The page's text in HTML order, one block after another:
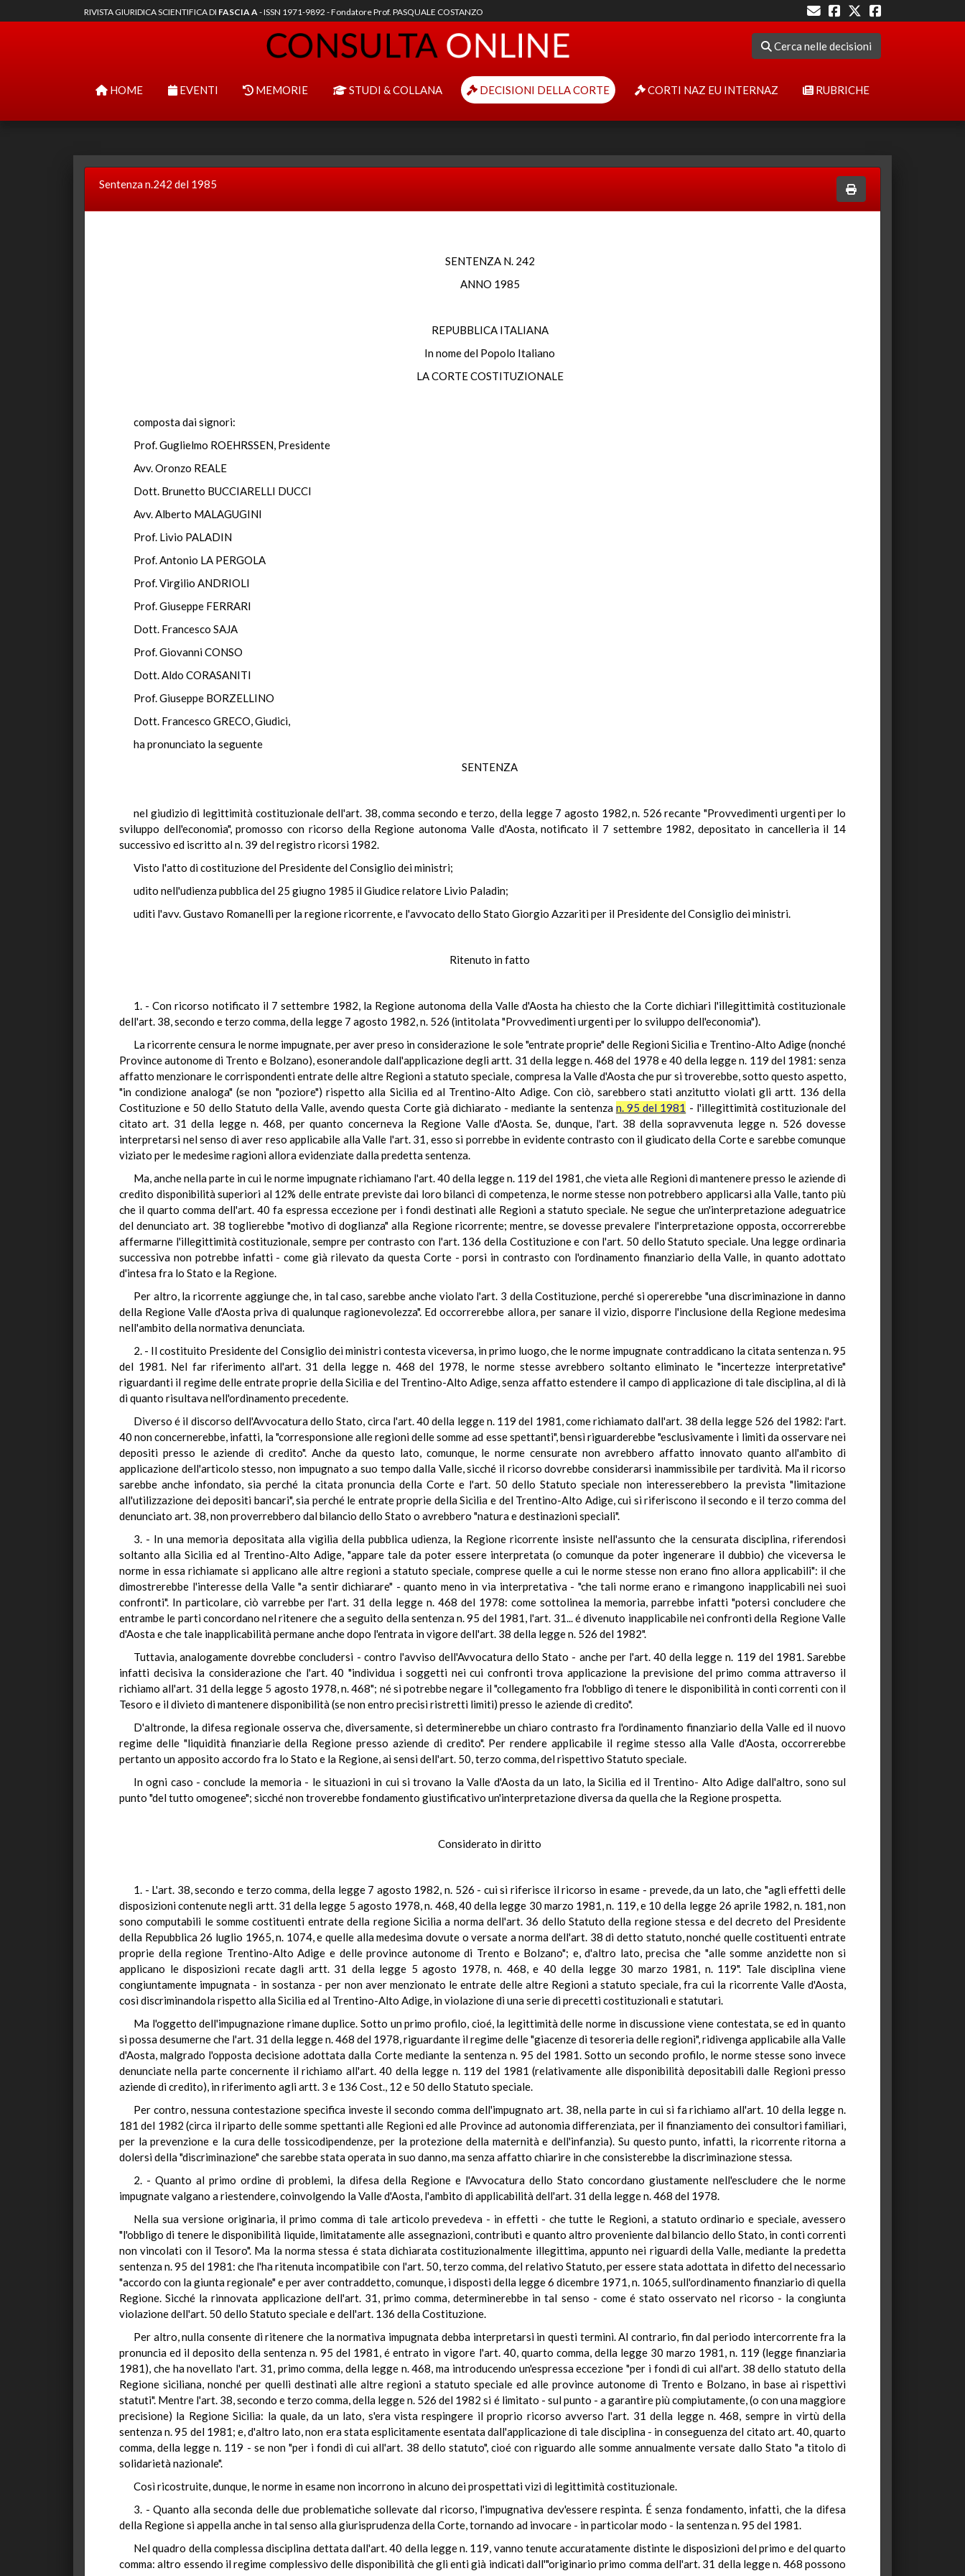
RIVISTA GIURIDICA SCIENTIFICA DI FASCIA A- ISSN 1971-9892 - Fondatore Prof. PASQUALE COSTANZO
Cerca nelle decisioni
HOME EVENTI MEMORIE STUDI & COLLANA DECISIONI DELLA CORTE CORTI NAZ EU INTERNAZ RUBRICHE
Sentenza n.242 del 1985
SENTENZA N. 242
ANNO 1985
REPUBBLICA ITALIANA
In nome del Popolo Italiano
LA CORTE COSTITUZIONALE
composta dai signori:
Prof. Guglielmo ROEHRSSEN, Presidente
Avv. Oronzo REALE
Dott. Brunetto BUCCIARELLI DUCCI
Avv. Alberto MALAGUGINI
Prof. Livio PALADIN
Prof. Antonio LA PERGOLA
Prof. Virgilio ANDRIOLI
Prof. Giuseppe FERRARI
Dott. Francesco SAJA
Prof. Giovanni CONSO
Dott. Aldo CORASANITI
Prof. Giuseppe BORZELLINO
Dott. Francesco GRECO, Giudici,
ha pronunciato la seguente
SENTENZA
nel giudizio di legittimità costituzionale dell'art. 38, comma secondo e terzo, della legge 7 agosto 1982, n. 526 recante "Provvedimenti urgenti per lo
sviluppo dell'economia", promosso con ricorso della Regione autonoma Valle d'Aosta, notificato il 7 settembre 1982, depositato in cancelleria il 14
successivo ed iscritto al n. 39 del registro ricorsi 1982.
Visto l'atto di costituzione del Presidente del Consiglio dei ministri;
udito nell'udienza pubblica del 25 giugno 1985 il Giudice relatore Livio Paladin;
uditi l'avv. Gustavo Romanelli per la regione ricorrente, e l'avvocato dello Stato Giorgio Azzariti per il Presidente del Consiglio dei ministri.
Ritenuto in fatto
1. - Con ricorso notificato il 7 settembre 1982, la Regione autonoma della Valle d'Aosta ha chiesto che la Corte dichiari l'illegittimità costituzionale
dell'art. 38, secondo e terzo comma, della legge 7 agosto 1982, n. 526 (intitolata "Provvedimenti urgenti per lo sviluppo dell'economia").
La ricorrente censura le norme impugnate, per aver preso in considerazione le sole "entrate proprie" delle Regioni Sicilia e Trentino-Alto Adige (nonché
Province autonome di Trento e Bolzano), esonerandole dall'applicazione degli artt. 31 della legge n. 468 del 1978 e 40 della legge n. 119 del 1981: senza
affatto menzionare le corrispondenti entrate delle altre Regioni a statuto speciale, compresa la Valle d'Aosta che pur si troverebbe, sotto questo aspetto,
"in condizione analoga" (se non "poziore") rispetto alla Sicilia ed al Trentino-Alto Adige. Con ciò, sarebbero stati anzitutto violati gli artt. 136 della
Costituzione e 50 dello Statuto della Valle, avendo questa Corte già dichiarato - mediante la sentenza n. 95 del 1981 - l'illegittimità costituzionale del
citato art. 31 della legge n. 468, per quanto concerneva la Regione Valle d'Aosta. Se, dunque, l'art. 38 della sopravvenuta legge n. 526 dovesse
interpretarsi nel senso di aver reso applicabile alla Valle l'art. 31, esso si porrebbe in evidente contrasto con il giudicato della Corte e sarebbe comunque
viziato per le medesime ragioni allora evidenziate dalla predetta sentenza.
Ma, anche nella parte in cui le norme impugnate richiamano l'art. 40 della legge n. 119 del 1981, che vieta alle Regioni di mantenere presso le aziende di
credito disponibilità superiori al 12% delle entrate previste dai loro bilanci di competenza, le norme stesse non potrebbero applicarsi alla Valle, tanto più
che il quarto comma dell'art. 40 fa espressa eccezione per i fondi destinati alle Regioni a statuto speciale. Ne segue che un'interpretazione adeguatrice
del denunciato art. 38 toglierebbe "motivo di doglianza" alla Regione ricorrente; mentre, se dovesse prevalere l'interpretazione opposta, occorrerebbe
affermarne l'illegittimità costituzionale, sempre per contrasto con l'art. 136 della Costituzione e con l'art. 50 dello Statuto speciale. Una legge ordinaria
successiva non potrebbe infatti - come già rilevato da questa Corte - porsi in contrasto con l'ordinamento finanziario della Valle, in quanto adottato
d'intesa fra lo Stato e la Regione.
Per altro, la ricorrente aggiunge che, in tal caso, sarebbe anche violato l'art. 3 della Costituzione, perché si opererebbe "una discriminazione in danno
della Regione Valle d'Aosta priva di qualunque ragionevolezza". Ed occorrerebbe allora, per sanare il vizio, disporre l'inclusione della Regione medesima
nell'ambito della normativa denunciata.
2. - Il costituito Presidente del Consiglio dei ministri contesta viceversa, in primo luogo, che le norme impugnate contraddicano la citata sentenza n. 95
del 1981. Nel far riferimento all'art. 31 della legge n. 468 del 1978, le norme stesse avrebbero soltanto eliminato le "incertezze interpretative"
riguardanti il regime delle entrate proprie della Sicilia e del Trentino-Alto Adige, senza affatto estendere il campo di applicazione di tale disciplina, al di là
di quanto risultava nell'ordinamento precedente.
Diverso é il discorso dell'Avvocatura dello Stato, circa l'art. 40 della legge n. 119 del 1981, come richiamato dall'art. 38 della legge 526 del 1982: l'art.
40 non concernerebbe, infatti, la "corresponsione alle regioni delle somme ad esse spettanti", bensì riguarderebbe "esclusivamente i limiti da osservare nei
depositi presso le aziende di credito". Anche da questo lato, comunque, le norme censurate non avrebbero affatto innovato quanto all'ambito di
applicazione dell'articolo stesso, non impugnato a suo tempo dalla Valle, sicché il ricorso dovrebbe considerarsi inammissibile per tardività. Ma il ricorso
sarebbe anche infondato, sia perché la citata pronuncia della Corte e l'art. 50 dello Statuto speciale non interesserebbero la prevista "limitazione
all'utilizzazione dei depositi bancari", sia perché le entrate proprie della Sicilia e del Trentino-Alto Adige, cui si riferiscono il secondo e il terzo comma del
denunciato art. 38, non proverrebbero dal bilancio dello Stato o avrebbero "natura e destinazioni speciali".
3. - In una memoria depositata alla vigilia della pubblica udienza, la Regione ricorrente insiste nell'assunto che la censurata disciplina, riferendosi
soltanto alla Sicilia ed al Trentino-Alto Adige, "appare tale da poter essere interpretata (o comunque da poter ingenerare il dubbio) che viceversa le
norme in essa richiamate si applicano alle altre regioni a statuto speciale, comprese quelle a cui le norme stesse non erano fino allora applicabili": il che
dimostrerebbe l'interesse della Valle "a sentir dichiarare" - quanto meno in via interpretativa - "che tali norme erano e rimangono inapplicabili nei suoi
confronti". In particolare, ciò varrebbe per l'art. 31 della legge n. 468 del 1978: come sottolinea la memoria, parrebbe infatti "potersi concludere che
entrambe le parti concordano nel ritenere che a seguito della sentenza n. 95 del 1981, l'art. 31... é divenuto inapplicabile nei confronti della Regione Valle
d'Aosta e che tale inapplicabilità permane anche dopo l'entrata in vigore dell'art. 38 della legge n. 526 del 1982".
Tuttavia, analogamente dovrebbe concludersi - contro l'avviso dell'Avvocatura dello Stato - anche per l'art. 40 della legge n. 119 del 1981. Sarebbe
infatti decisiva la considerazione che l'art. 40 "individua i soggetti nei cui confronti trova applicazione la previsione del primo comma attraverso il
richiamo all'art. 31 della legge 5 agosto 1978, n. 468"; né si potrebbe negare il "collegamento fra l'obbligo di tenere le disponibilità in conti correnti con il
Tesoro e il divieto di mantenere disponibilità (se non entro precisi ristretti limiti) presso le aziende di credito".
D'altronde, la difesa regionale osserva che, diversamente, si determinerebbe un chiaro contrasto fra l'ordinamento finanziario della Valle ed il nuovo
regime delle "liquidità finanziarie della Regione presso aziende di credito". Per rendere applicabile il regime stesso alla Valle d'Aosta, occorrerebbe
pertanto un apposito accordo fra lo Stato e la Regione, ai sensi dell'art. 50, terzo comma, del rispettivo Statuto speciale.
In ogni caso - conclude la memoria - le situazioni in cui si trovano la Valle d'Aosta da un lato, la Sicilia ed il Trentino- Alto Adige dall'altro, sono sul
punto "del tutto omogenee"; sicché non troverebbe fondamento giustificativo un'interpretazione diversa da quella che la Regione prospetta.
Considerato in diritto
1. - L'art. 38, secondo e terzo comma, della legge 7 agosto 1982, n. 526 - cui si riferisce il ricorso in esame - prevede, da un lato, che "agli effetti delle
disposizioni contenute negli artt. 31 della legge 5 agosto 1978, n. 468, 40 della legge 30 marzo 1981, n. 119, e 10 della legge 26 aprile 1982, n. 181, non
sono computabili le somme costituenti entrate della regione Sicilia a norma dell'art. 36 dello Statuto della regione stessa e del decreto del Presidente
della Repubblica 26 luglio 1965, n. 1074, e quelle alla medesima dovute o versate a norma dell'art. 38 di detto statuto, nonché quelle costituenti entrate
proprie della regione Trentino-Alto Adige e delle province autonome di Trento e Bolzano"; e, d'altro lato, precisa che "alle somme anzidette non si
applicano le disposizioni recate dagli artt. 31 della legge 5 agosto 1978, n. 468, e 40 della legge 30 marzo 1981, n. 119". Tale disciplina viene
congiuntamente impugnata - in sostanza - per non aver menzionato le entrate delle altre Regioni a statuto speciale, fra cui la ricorrente Valle d'Aosta,
così discriminandola rispetto alla Sicilia ed al Trentino-Alto Adige, in violazione di una serie di precetti costituzionali e statutari.
Ma l'oggetto dell'impugnazione rimane duplice. Sotto un primo profilo, cioé, la legittimità delle norme in discussione viene contestata, se ed in quanto
si possa desumerne che l'art. 31 della legge n. 468 del 1978, riguardante il regime delle "giacenze di tesoreria delle regioni", ridivenga applicabile alla Valle
d'Aosta, malgrado l'opposta decisione adottata dalla Corte mediante la sentenza n. 95 del 1981. Sotto un secondo profilo, le norme stesse sono invece
denunciate nella parte concernente il richiamo all'art. 40 della legge n. 119 del 1981 (relativamente alle disponibilità depositabili dalle Regioni presso
aziende di credito), in riferimento agli artt. 3 e 136 Cost., 12 e 50 dello Statuto speciale.
Per contro, nessuna contestazione specifica investe il secondo comma dell'impugnato art. 38, nella parte in cui si fa richiamo all'art. 10 della legge n.
181 del 1982 (circa il riparto delle somme spettanti alle Regioni ed alle Province ad autonomia differenziata, per il finanziamento dei consultori familiari,
per la prevenzione e la cura delle tossicodipendenze, per la protezione della maternità e dell'infanzia). Su questo punto, infatti, la ricorrente ritorna a
dolersi della "discriminazione" che sarebbe stata operata in suo danno, ma senza affatto chiarire in che consisterebbe la discriminazione stessa.
2. - Quanto al primo ordine di problemi, la difesa della Regione e l'Avvocatura dello Stato concordano giustamente nell'escludere che le norme
impugnate valgano a riestendere, coinvolgendo la Valle d'Aosta, l'ambito di applicabilità dell'art. 31 della legge n. 468 del 1978.
Nella sua versione originaria, il primo comma di tale articolo prevedeva - in effetti - che tutte le Regioni, a statuto ordinario e speciale, avessero
"l'obbligo di tenere le disponibilità liquide, limitatamente alle assegnazioni, contributi e quanto altro proveniente dal bilancio dello Stato, in conti correnti
non vincolati con il Tesoro". Ma la norma stessa é stata dichiarata costituzionalmente illegittima, appunto nei riguardi della Valle, mediante la predetta
sentenza n. 95 del 1981: che l'ha ritenuta incompatibile con l'art. 50, terzo comma, del relativo Statuto, per essere stata adottata in difetto del necessario
"accordo con la giunta regionale" e per aver contraddetto, comunque, i disposti della legge 6 dicembre 1971, n. 1065, sull'ordinamento finanziario di quella
Regione. Sicché la rinnovata applicazione dell'art. 31, primo comma, determinerebbe in tal senso - come é stato osservato nel ricorso - la congiunta
violazione dell'art. 50 dello Statuto speciale e dell'art. 136 della Costituzione.
Per altro, nulla consente di ritenere che la normativa impugnata debba interpretarsi in questi termini. Al contrario, fin dal periodo intercorrente fra la
pronuncia ed il deposito della sentenza n. 95 del 1981, é entrato in vigore l'art. 40, quarto comma, della legge 30 marzo 1981, n. 119 (legge finanziaria
1981), che ha novellato l'art. 31, primo comma, della legge n. 468, ma introducendo un'espressa eccezione "per i fondi di cui all'art. 38 dello statuto della
Regione siciliana, nonché per quelli destinati alle altre regioni a statuto speciale ed alle province autonome di Trento e Bolzano, in base ai rispettivi
statuti". Mentre l'art. 38, secondo e terzo comma, della legge n. 526 del 1982 si é limitato - sul punto - a garantire più compiutamente, (o con una maggiore
precisione) la Regione Sicilia: la quale, da un lato, s'era vista respingere il proprio ricorso avverso l'art. 31 della legge n. 468, sempre in virtù della
sentenza n. 95 del 1981; e, d'altro lato, non era stata esplicitamente esentata dall'applicazione di tale disciplina - in conseguenza del citato art. 40, quarto
comma, della legge n. 119 - se non "per i fondi di cui all'art. 38 dello statuto", cioé con riguardo alle somme annualmente versate dallo Stato "a titolo di
solidarietà nazionale".
Così ricostruite, dunque, le norme in esame non incorrono in alcuno dei prospettati vizi di legittimità costituzionale.
3. - Quanto alla seconda delle due problematiche sollevate dal ricorso, l'impugnativa dev'essere respinta. É senza fondamento, infatti, che la difesa
della Regione si appella anche in tal senso alla giurisprudenza della Corte, tornando ad invocare - in particolar modo - la sentenza n. 95 del 1981.
Nel quadro della complessa disciplina dettata dall'art. 40 della legge n. 119, vanno tenute accuratamente distinte le disposizioni del primo e del quarto
comma: altro essendo il regime complessivo delle disponibilità che gli enti già indicati dall'"originario primo comma dell'art. 31 della legge n. 468 possono